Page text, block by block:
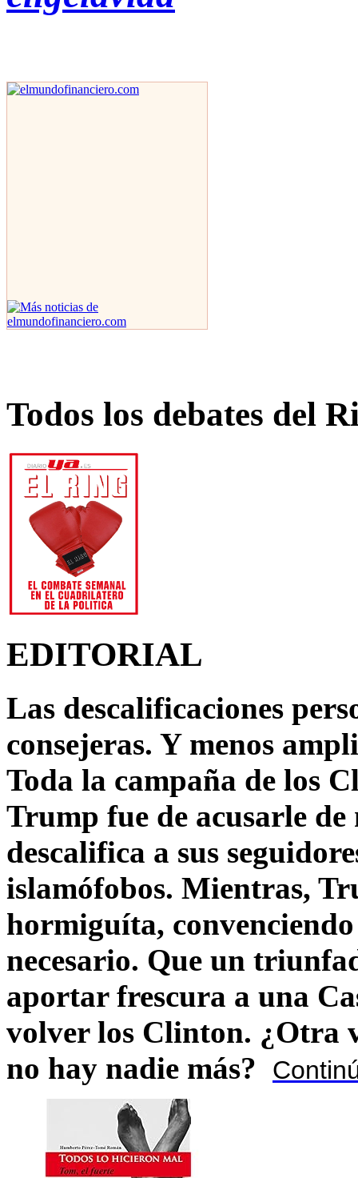
Todos los debates del
EDITORIAL
Las descalificaciones
consejeras. Y menos
Toda la campaña de los
Trump fue de acusarle
descalifica a sus
islamófobos. Mientras,
hormiguíta,
necesario. Que un
aportar frescura a una
volver los Clinton. ¿Otra
no hay nadie más?